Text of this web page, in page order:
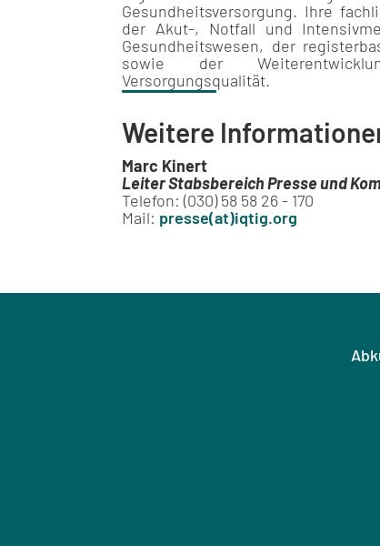
Gesundheitsversorgung. Ihre
der Akut-, Notfall und
Gesundheitswesen, der
sowie der
Versorgungsqualität.
Weitere
Marc Kinert
Leiter Stabsbereich Presse und
Telefon: (030) 58 58 26 - 170
Mail: presse(at)iqtig.org